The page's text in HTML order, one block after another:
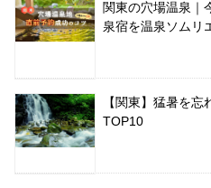
関東の穴場温泉｜
泉宿を温泉ソムリ
【関東】猛暑を
TOP10